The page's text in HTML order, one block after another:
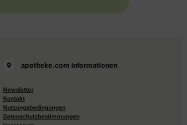
apotheke.com Informationen
Newsletter
Kontakt
Nutzungsbedingungen
Datenschutzbestimmungen